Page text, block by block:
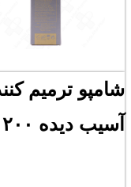
شامپو ترمیم
آسیب دیده ۲۰۰ میلی لیتر